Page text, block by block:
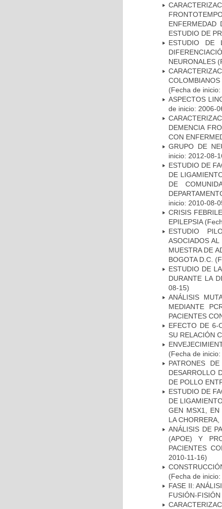
ENFERMEDAD
ESTUDIO DE
ESTUDIO DE
NEURONALES
(Fecha de
ASPECTOS
de inicio: 2006-
DEMENCIA
CON
GRUPO DE
inicio: 2012-08-
ESTUDIO DE
DE
DE
inicio: 2010-08-
CRISIS
EPILEPSIA
ESTUDIO
ASOCIADOS
MUESTRA DE
BOGOTA D.C.
ESTUDIO DE
DURANTE LA
08-15)
ANÁLISIS
MEDIANTE
PACIENTES
EFECTO DE 6-
SU RELACIÓN
(Fecha de
PATRONES
DESARROLLO
DE POLLO
ESTUDIO DE
DE
GEN MSX1, EN
LA
ANÁLISIS DE
(APOE) Y
PACIENTES
2010-11-16)
(Fecha de
FASE II:
FUSIÓN-